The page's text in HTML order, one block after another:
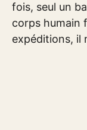
fois, seul un
corps humain
expéditions, il